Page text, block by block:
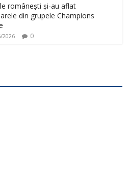
românești și-au aflat
din grupele Champions
2026 0